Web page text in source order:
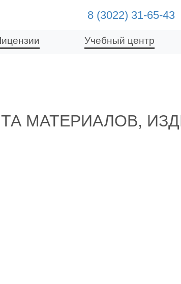
8 (3022) 31-65-43
Учебный центр
МАТЕРИАЛОВ,